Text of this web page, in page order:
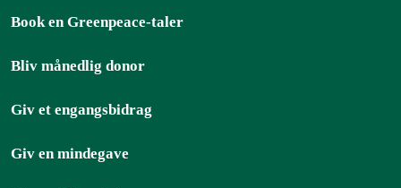
Book en Greenpeace-taler
Bliv månedlig donor
Giv et engangsbidrag
Giv en mindegave